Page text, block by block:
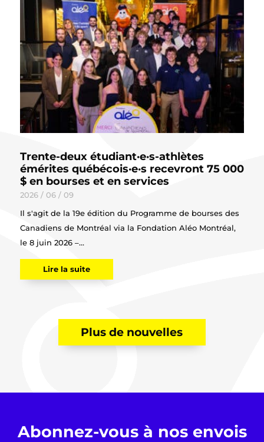
Trente-deux étudiant·e·s-athlètes
émérites québécois·e·s recevront 75 000
$ en bourses et en services
2026 / 06 / 09
Il s'agit de la 19e édition du Programme de bourses des
Canadiens de Montréal via la Fondation Aléo Montréal,
le 8 juin 2026 –...
Lire la suite
Plus de nouvelles
Abonnez-vous à nos envois